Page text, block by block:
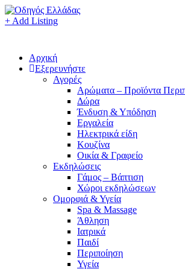
+ Add Listing
Αρχική
Εξερευνήστε
Αγορές
Αρώματα – Προϊόντα
Δώρα
Ένδυση & Υπόδηση
Εργαλεία
Ηλεκτρικά είδη
Κουζίνα
Οικία & Γραφείο
Εκδηλώσεις
Γάμος – Βάπτιση
Χώροι εκδηλώσεων
Ομορφιά & Υγεία
Spa & Massage
Άθληση
Ιατρικά
Παιδί
Περιποίηση
Υγεία